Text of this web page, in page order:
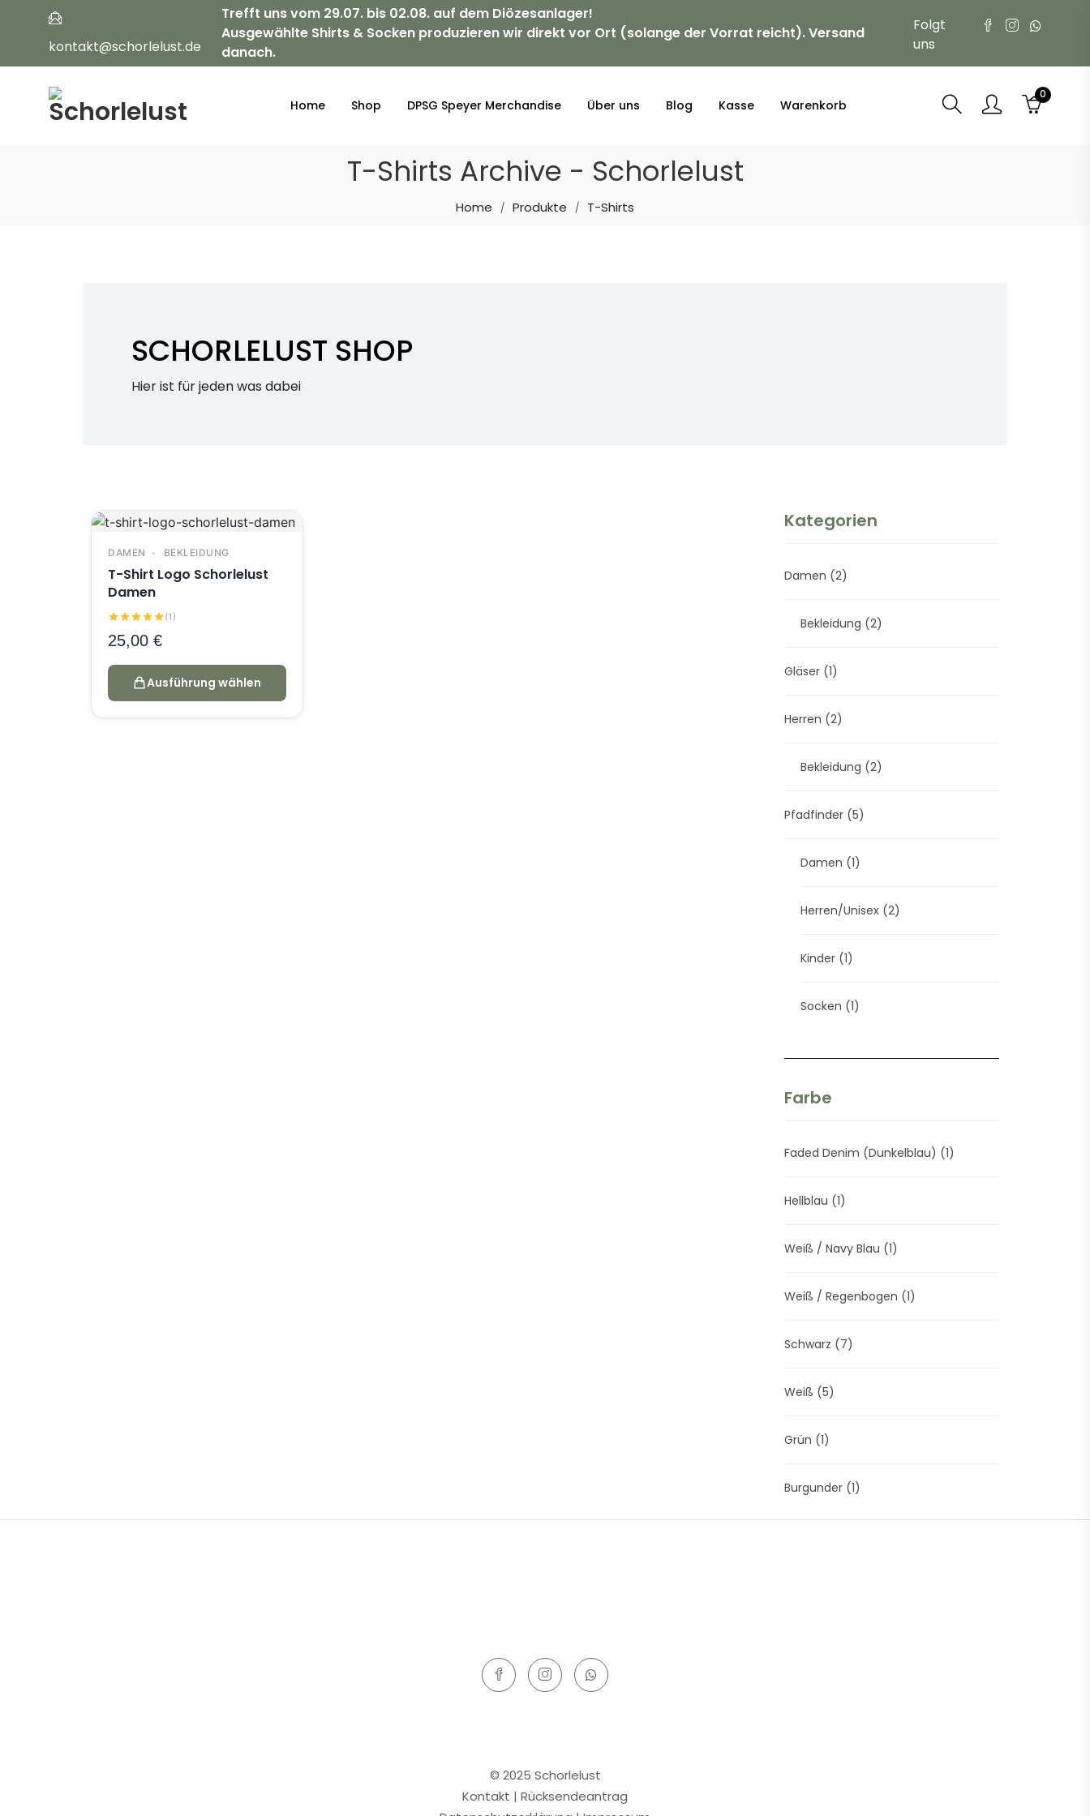
kontakt@schorlelust.de
Trefft uns vom 29.07. bis 02.08. auf dem Diözesanlager!
Ausgewählte Shirts & Socken produzieren wir direkt vor Ort (solange der Vorrat reicht). Versand
danach.
Folgt
uns
Home Shop DPSG Speyer Merchandise Über uns Blog Kasse Warenkorb
0
T-Shirts Archive - Schorlelust
Home Produkte T-Shirts
SCHORLELUST SHOP
Hier ist für jeden was dabei
DAMEN BEKLEIDUNG
T-Shirt Logo Schorlelust
Damen
(1)
25,00 €
Ausführung wählen
Kategorien
Damen (2)
Bekleidung (2)
Gläser (1)
Herren (2)
Bekleidung (2)
Pfadfinder (5)
Damen (1)
Herren/Unisex (2)
Kinder (1)
Socken (1)
Farbe
Faded Denim (Dunkelblau) (1)
Hellblau (1)
Weiß / Navy Blau (1)
Weiß / Regenbogen (1)
Schwarz (7)
Weiß (5)
Grün (1)
Burgunder (1)
© 2025 Schorlelust
Kontakt | Rücksendeantrag